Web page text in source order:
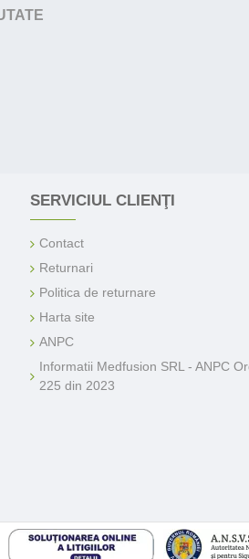
SERVICIUL CLIENŢI
Contact
Returnari
Politica de returnare
Harta site
ANPC
Informatii Medfusion SRL - ANPC
225 din 2023